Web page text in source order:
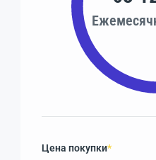
Цена покупки*